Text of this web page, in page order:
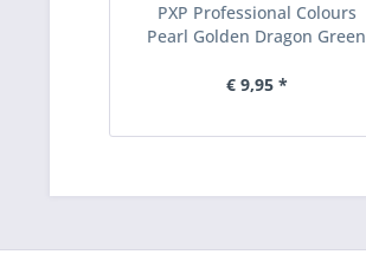
PXP Professional Colours
Pearl Golden Dragon Green
€ 9,95 *